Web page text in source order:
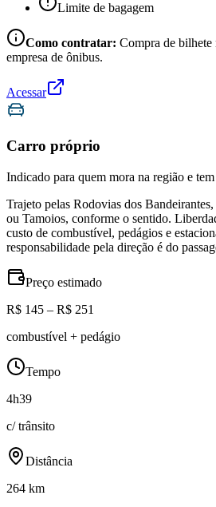
Limite de bagagem
Como contratar: Compra de bilhete
empresa de ônibus.
Acessar
Carro próprio
Indicado para quem mora na região e
Trajeto pelas Rodovias dos
ou Tamoios, conforme o sentido.
custo de combustível, pedágios e
responsabilidade pela direção é do
Preço estimado
R$ 145 – R$ 251
combustível + pedágio
Tempo
4h39
c/ trânsito
Distância
264 km